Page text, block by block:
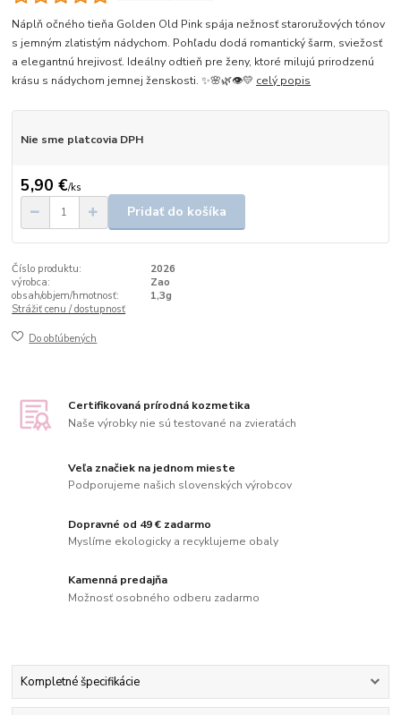
Náplň očného tieňa Golden Old Pink spája nežnosť staroružových tónov
s jemným zlatistým nádychom. Pohľadu dodá romantický šarm, sviežosť
a elegantnú hrejivosť. Ideálny odtieň pre ženy, ktoré milujú prirodzenú
krásu s nádychom jemnej ženskosti. ✨🌸🌿👁️💛 celý popis
Nie sme platcovia DPH
5,90 €/ks
Pridať do košíka
Číslo produktu:
2026
výrobca:
Zao
obsah/objem/hmotnosť:
1,3g
Strážiť cenu / dostupnosť
Do obľúbených
Certifikovaná prírodná kozmetika
Naše výrobky nie sú testované na zvieratách
Veľa značiek na jednom mieste
Podporujeme našich slovenských výrobcov
Dopravné od 49 € zadarmo
Myslíme ekologicky a recyklujeme obaly
Kamenná predajňa
Možnosť osobného odberu zadarmo
Kompletné špecifikácie